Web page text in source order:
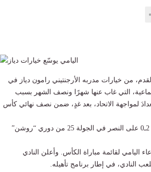
من خيارات مدربه الأرجنتيني رامون دياز في
التي غاب عنها شهرًا ونصف الشهر بسبب
لمواجهة الاتحاد، بعد غدٍ، ضمن نصف نهائي كأس
وكان الهلاليون حصلوا، أمس الأول، على إجازة ليوم واحد، بعد فوزهم 2ـ0 على النصر في الجولة 25 من دوري “روشن”
اليامي لقائمة مباراة الكأس. وأعلن النادي
النادي، في إطار برنامج تأهيله.